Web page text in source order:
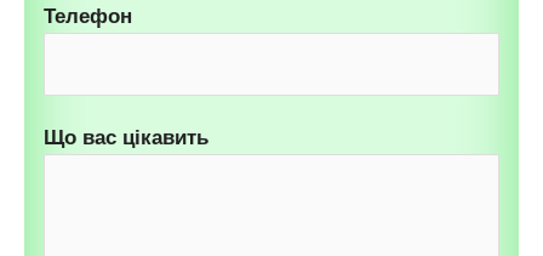
Телефон
Що вас цікавить